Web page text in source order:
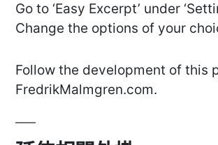
Go to ‘Easy Excerpt’ under
Change the options of your
Follow the development of this
FredrikMalmgren.com.